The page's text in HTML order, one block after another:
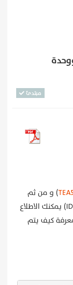
مبتدئ
) و من ثم
تثبيتها في بيئة تطوير الاردوينو (اردوينو IDE) يمكنك الاطلاع
كيف يتم